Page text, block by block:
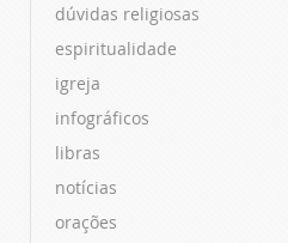
dúvidas religiosas
espiritualidade
igreja
infográficos
libras
notícias
orações